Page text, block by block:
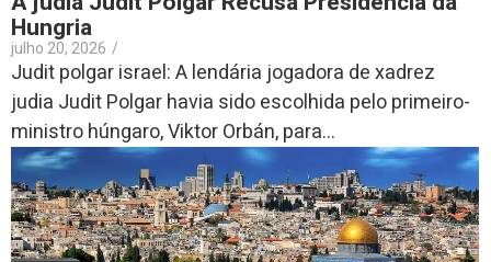
Hungria
julho 20, 2026 /
Judit polgar israel: A lendária jogadora de xadrez
judia Judit Polgar havia sido escolhida pelo primeiro-
ministro húngaro, Viktor Orbán, para...